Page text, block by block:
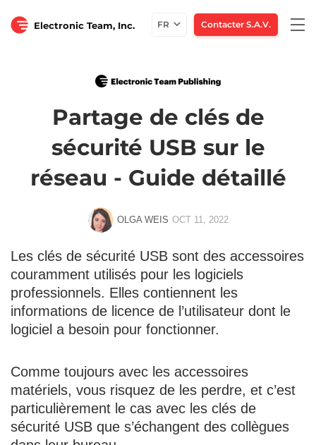
Electronic Team, Inc. FR Contacter S.A.V.
Partage de clés de
sécurité USB sur le
réseau - Guide détaillé
OLGA WEIS OCT 11, 2022
Les clés de sécurité USB sont des accessoires
couramment utilisés pour les logiciels
professionnels. Elles contiennent les
informations de licence de l’utilisateur dont le
logiciel a besoin pour fonctionner.
Comme toujours avec les accessoires
matériels, vous risquez de les perdre, et c’est
particulièrement le cas avec les clés de
sécurité USB que s’échangent des collègues